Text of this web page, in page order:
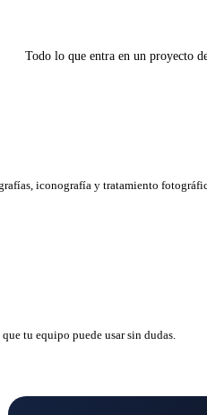
Todo lo que entra en un proyecto
iconografía y tratamiento
tu equipo puede usar sin dudas.